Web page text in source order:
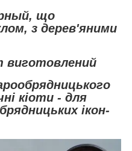
ый, що
з дерев'яними
виготовлений
кіоти - для
ікон-